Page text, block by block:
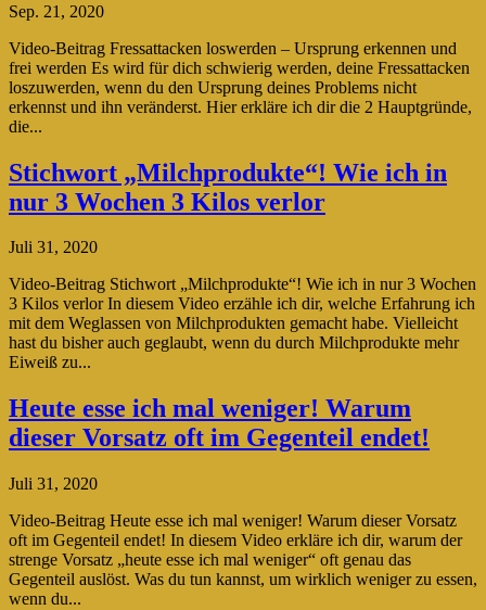
Sep. 21, 2020
Video-Beitrag Fressattacken loswerden – Ursprung erkennen und
frei werden Es wird für dich schwierig werden, deine Fressattacken
loszuwerden, wenn du den Ursprung deines Problems nicht
erkennst und ihn veränderst. Hier erkläre ich dir die 2 Hauptgründe,
die...
Stichwort „Milchprodukte“! Wie ich in
nur 3 Wochen 3 Kilos verlor
Juli 31, 2020
Video-Beitrag Stichwort „Milchprodukte“! Wie ich in nur 3 Wochen
3 Kilos verlor In diesem Video erzähle ich dir, welche Erfahrung ich
mit dem Weglassen von Milchprodukten gemacht habe. Vielleicht
hast du bisher auch geglaubt, wenn du durch Milchprodukte mehr
Eiweiß zu...
Heute esse ich mal weniger! Warum
dieser Vorsatz oft im Gegenteil endet!
Juli 31, 2020
Video-Beitrag Heute esse ich mal weniger! Warum dieser Vorsatz
oft im Gegenteil endet! In diesem Video erkläre ich dir, warum der
strenge Vorsatz „heute esse ich mal weniger“ oft genau das
Gegenteil auslöst. Was du tun kannst, um wirklich weniger zu essen,
wenn du...